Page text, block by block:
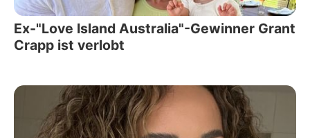
Ex-"Love Island Australia"-Gewinner Grant
Crapp ist verlobt